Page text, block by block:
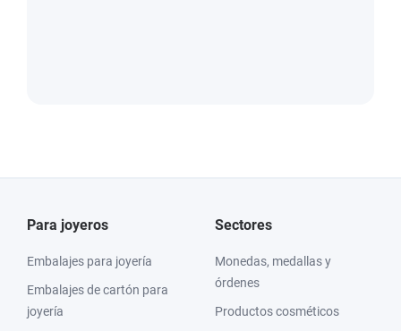
Para joyeros
Embalajes para joyería
Embalajes de cartón para
joyería
Sectores
Monedas, medallas y
órdenes
Productos cosméticos